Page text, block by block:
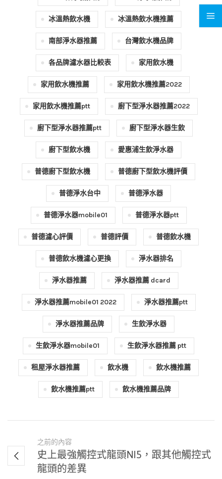
冰溫熱飲水機 冰溫熱飲水機推薦
南部淨水器推薦 台灣飲水機品牌
各品牌濾水器比較表 家用飲水機
家用飲水機推薦 家用飲水機推薦2022
家用飲水機推薦ptt 廚下型淨水器推薦2022
廚下型淨水器推薦ptt 廚下型淨水器生飲
廚下型飲水機 愛惠浦生飲淨水器
普德廚下型飲水機 普德廚下型飲水機評價
普德淨水台中 普德淨水器
普德淨水器mobile01 普德淨水器ptt
普德濾心評價 普德評價 普德飲水機
普德飲水機濾心更換 淨水器排名
淨水器推薦 淨水器推薦 dcard
淨水器推薦mobile01 2022 淨水器推薦ptt
淨水器推薦品牌 生飲淨水器
生飲淨水器mobile01 生飲淨水器推薦 ptt
租屋淨水器推薦 飲水機 飲水機推薦
飲水機推薦ptt 飲水機推薦品牌
之前的內容
史上最強觸控式龍頭NI5，跟其他觸控式
龍頭的差異